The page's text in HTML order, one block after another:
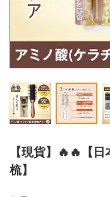
【現貨】🔥🔥【
梳】